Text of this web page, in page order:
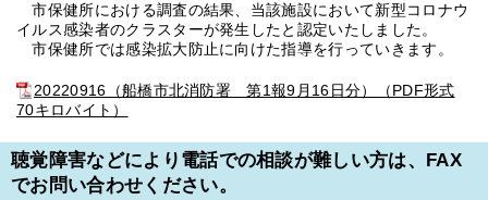
市保健所における調査の結果、当該施設において新型コロナウ
イルス感染者のクラスターが発生したと認定いたしました。
市保健所では感染拡大防止に向けた指導を行っていきます。
20220916（船橋市北消防署 第1報9月16日分）（PDF形式
70キロバイト）
聴覚障害などにより電話での相談が難しい方は、FAX
でお問い合わせください。